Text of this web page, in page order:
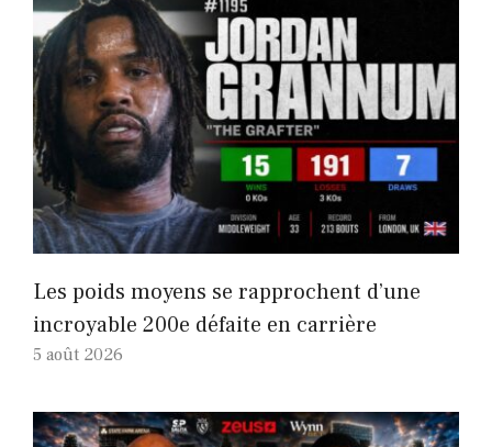
Les poids moyens se rapprochent d’une
incroyable 200e défaite en carrière
5 août 2026